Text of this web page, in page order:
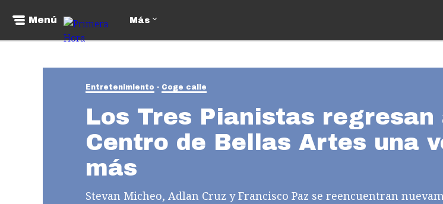
Menú Más
Entretenimiento Coge calle
Los Tres Pianistas regresan
Centro de Bellas Artes una
más
Stevan Micheo, Adlan Cruz y Francisco Paz se reencuentran